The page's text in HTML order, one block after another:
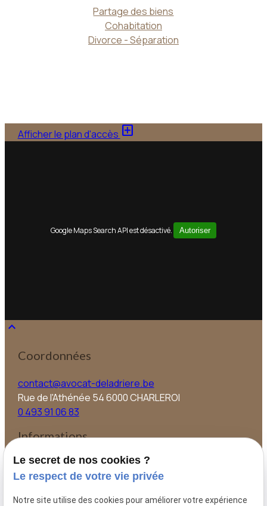
Partage des biens
Cohabitation
Divorce - Séparation
Afficher le plan d'accès add_box
Google Maps Search API est désactivé. Autoriser
keyboard_arrow_up
Coordonnées
contact@avocat-deladriere.be
Rue de l'Athénée 546000 CHARLEROI
0 493 91 06 83
Informations
Accueil
Actualités
Le secret de nos cookies ?
Le respect de votre vie privée
Notre site utilise des cookies pour améliorer votre expérience